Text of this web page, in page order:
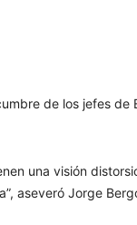
de los jefes
una visión
aseveró Jorge